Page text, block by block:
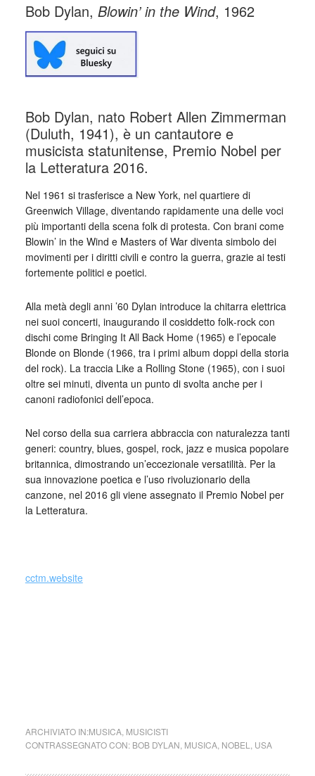
Bob Dylan, Blowin’ in the Wind, 1962
Bob Dylan, nato Robert Allen Zimmerman
(Duluth, 1941), è un cantautore e
musicista statunitense, Premio Nobel per
la Letteratura 2016.
Nel 1961 si trasferisce a New York, nel quartiere di
Greenwich Village, diventando rapidamente una delle voci
più importanti della scena folk di protesta. Con brani come
Blowin’ in the Wind e Masters of War diventa simbolo dei
movimenti per i diritti civili e contro la guerra, grazie ai testi
fortemente politici e poetici.
Alla metà degli anni ’60 Dylan introduce la chitarra elettrica
nei suoi concerti, inaugurando il cosiddetto folk‑rock con
dischi come Bringing It All Back Home (1965) e l’epocale
Blonde on Blonde (1966, tra i primi album doppi della storia
del rock). La traccia Like a Rolling Stone (1965), con i suoi
oltre sei minuti, diventa un punto di svolta anche per i
canoni radiofonici dell’epoca.
Nel corso della sua carriera abbraccia con naturalezza tanti
generi: country, blues, gospel, rock, jazz e musica popolare
britannica, dimostrando un’eccezionale versatilità. Per la
sua innovazione poetica e l’uso rivoluzionario della
canzone, nel 2016 gli viene assegnato il Premio Nobel per
la Letteratura.
cctm.website
ARCHIVIATO IN:MUSICA, MUSICISTI
CONTRASSEGNATO CON: BOB DYLAN MUSICA, NOBEL USA